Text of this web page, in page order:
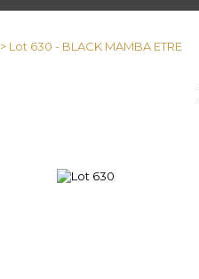
> Lot 630 - BLACK MAMBA ETRE